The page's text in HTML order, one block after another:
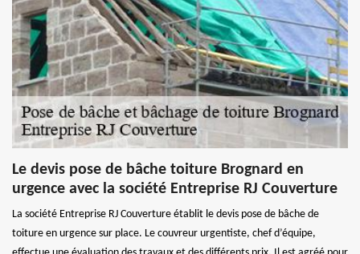
Le devis pose de bâche toiture Brognard en
urgence avec la société Entreprise RJ Couverture
La société Entreprise RJ Couverture établit le devis pose de bâche de
toiture en urgence sur place. Le couvreur urgentiste, chef d’équipe,